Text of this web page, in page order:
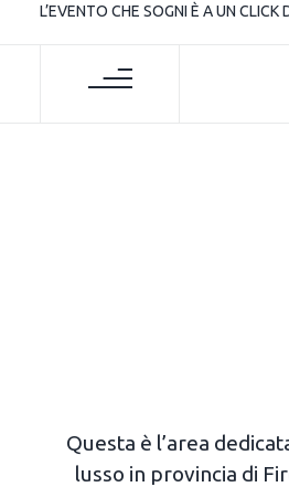
L’EVENTO CHE SOGNI È A UN CLICK
Questa è l’area
lusso in provincia di